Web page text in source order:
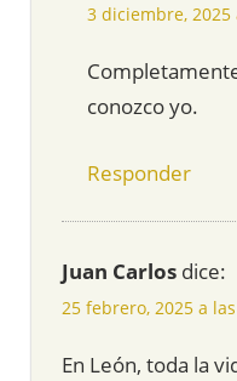
3 diciembre, 2025
conozco yo.
Responder
Juan Carlos dice:
25 febrero, 2025 a las
En León, toda la